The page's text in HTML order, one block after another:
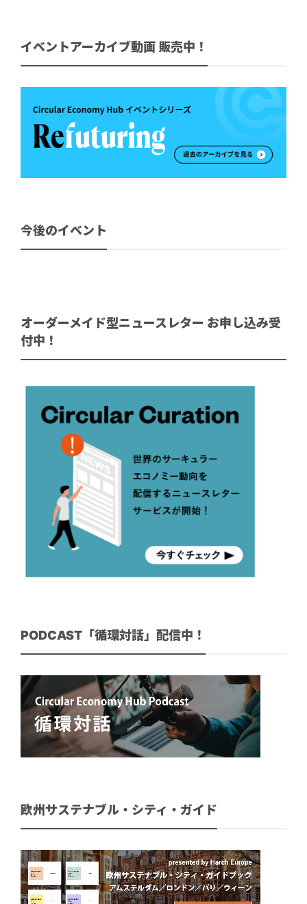
イベントアーカイブ動画 販売中！
今後のイベント
オーダーメイド型ニュースレター お申し込み受
付中！
PODCAST「循環対話」配信中！
欧州サステナブル・シティ・ガイド